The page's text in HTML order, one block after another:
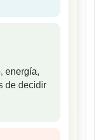
energía,
de decidir